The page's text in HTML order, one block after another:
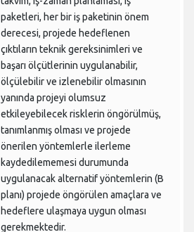
paketleri, her bir iş paketinin önem
derecesi, projede hedeflenen
çıktıların teknik gereksinimleri ve
başarı ölçütlerinin uygulanabilir,
ölçülebilir ve izlenebilir olmasının
yanında projeyi olumsuz
etkileyebilecek risklerin öngörülmüş,
tanımlanmış olması ve projede
önerilen yöntemlerle ilerleme
kaydedilememesi durumunda
uygulanacak alternatif yöntemlerin (B
planı) projede öngörülen amaçlara ve
hedeflere ulaşmaya uygun olması
gerekmektedir.